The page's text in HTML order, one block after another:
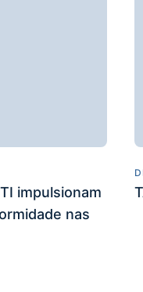
impulsionam
nas